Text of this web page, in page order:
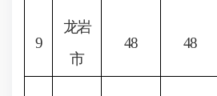
9
龙岩
市
48 48